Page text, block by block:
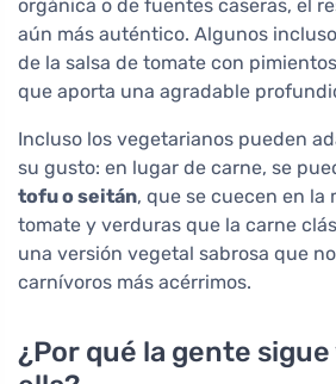
orgánica o de fuentes caseras, el
aún más auténtico. Algunos
de la salsa de tomate con
que aporta una agradable
Incluso los vegetarianos pueden
su gusto: en lugar de carne, se
tofu o seitán, que se cuecen en la
tomate y verduras que la carne
una versión vegetal sabrosa que
carnívoros más acérrimos.
¿Por qué la gente